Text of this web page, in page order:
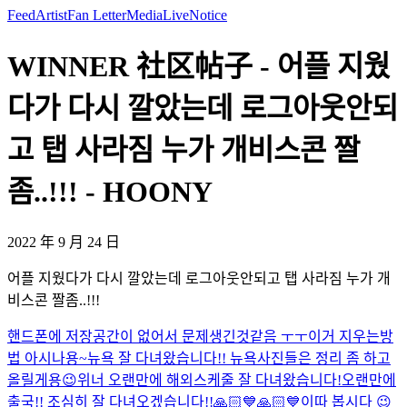
FeedArtistFan LetterMediaLiveNotice
WINNER 社区帖子 - 어플 지웠
다가 다시 깔았는데 로그아웃안되
고 탭 사라짐 누가 개비스콘 짤
좀..!!! - HOONY
2022 年 9 月 24 日
어플 지웠다가 다시 깔았는데 로그아웃안되고 탭 사라짐 누가 개
비스콘 짤좀..!!!
핸드폰에 저장공간이 없어서 문제생긴것같음 ㅜㅜ이거 지우는방
법 아시나용~뉴욕 잘 다녀왔습니다!! 뉴욕사진들은 정리 좀 하고
올릴게용😉위너 오랜만에 해외스케줄 잘 다녀왔습니다!오랜만에
출국!! 조심히 잘 다녀오겠습니다!!🙏🏻💙🙏🏻💙이따 봅시다 😉